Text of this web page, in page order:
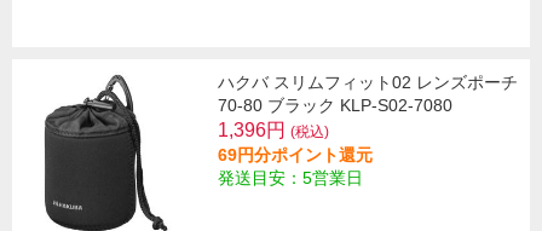
ハクバ スリムフィット02 レンズポーチ
70-80 ブラック KLP-S02-7080
1,396円 (税込)
69円分ポイント還元
発送目安：5営業日